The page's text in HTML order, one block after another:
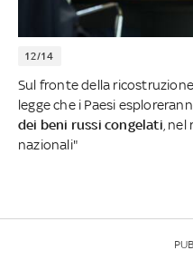
12/14
Sul fronte della
legge che i Paesi
dei beni russi congelati ,
nazionali"